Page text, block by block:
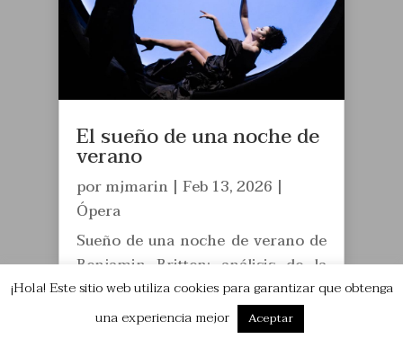
El sueño de una noche de
verano
pormjmarin| Feb 13, 2026 |
Ópera
Sueño de una noche de verano de
Benjamin Britten: análisis de la
ópera, su estilo musical,
personajes, argumento y claves
para comprender su lenguaje
¡Hola! Este sitio web utiliza cookies para garantizar que obtenga
una experiencia mejor
Aceptar